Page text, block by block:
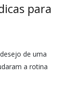
para
de uma
a rotina